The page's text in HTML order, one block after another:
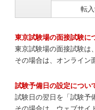
転
東京試験場の面接試験に
東京試験場の面接試験は
その場合は、オンライン
試験予備日の設定につい
試験日の翌日を「試験予